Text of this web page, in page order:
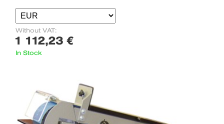
Without VAT:
1 112,23 €
In Stock